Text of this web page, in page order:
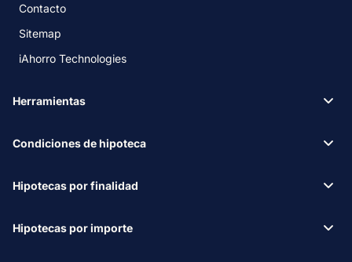
Contacto
Sitemap
iAhorro Technologies
Herramientas
Condiciones de hipoteca
Hipotecas por finalidad
Hipotecas por importe